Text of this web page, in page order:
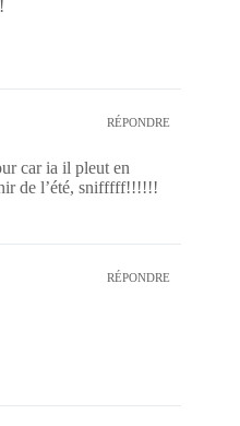
RÉPONDRE
car ia il pleut en
de l’été, snifffff!!!!!!
RÉPONDRE